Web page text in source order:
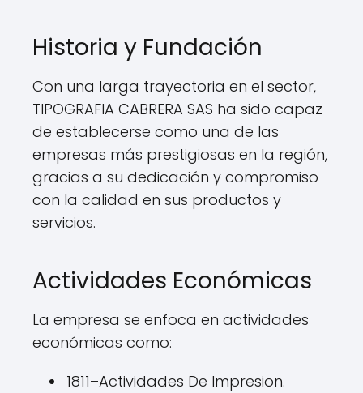
Historia y Fundación
Con una larga trayectoria en el sector,
TIPOGRAFIA CABRERA SAS ha sido capaz
de establecerse como una de las
empresas más prestigiosas en la región,
gracias a su dedicación y compromiso
con la calidad en sus productos y
servicios.
Actividades Económicas
La empresa se enfoca en actividades
económicas como:
1811–Actividades De Impresion.